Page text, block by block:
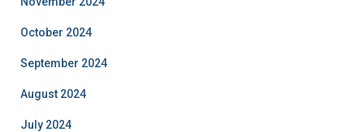
October 2024
September 2024
August 2024
July 2024